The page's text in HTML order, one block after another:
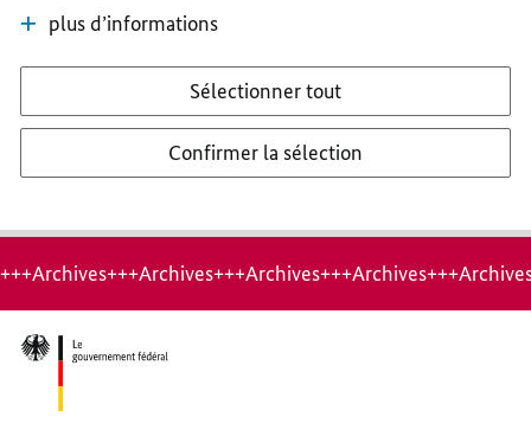
plus d’informations
Sélectionner tout
Confirmer la sélection